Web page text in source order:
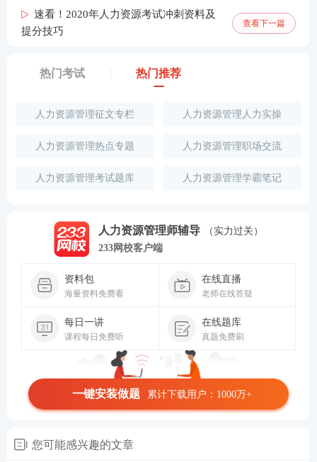
速看！2020年人力资源考试冲刺资料及
提分技巧
查看下一篇
热门考试 热门推荐
人力资源管理征文专栏 人力资源管理人力实操
人力资源管理热点专题 人力资源管理职场交流
人力资源管理考试题库 人力资源管理学霸笔记
人力资源管理师辅导
（实力过关）
233网校客户端
资料包
海量资料免费看
在线直播
老师在线答疑
每日一讲
课程每日免费听
在线题库
真题免费刷
一键安装做题 累计下载用户：1000万+
您可能感兴趣的文章